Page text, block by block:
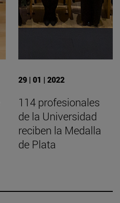
29 | 01 | 2022
114 profesionales
de la Universidad
reciben la Medalla
de Plata